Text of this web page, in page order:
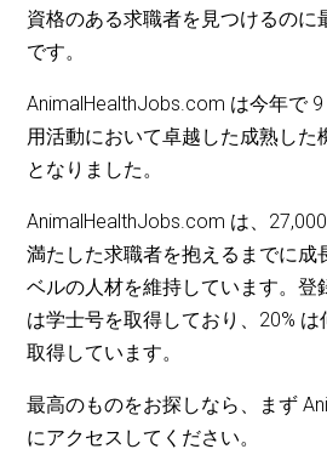
資格のある求職者を見つけるのに
です。
AnimalHealthJobs.com は今年で
用活動において卓越した成熟した
となりました。
AnimalHealthJobs.com は、
満たした求職者を抱えるまでに成
ベルの人材を維持しています。登
は学士号を取得しており、20%
取得しています。
最高のものをお探しなら、まず
にアクセスしてください。